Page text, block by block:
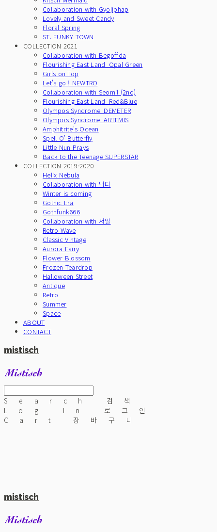
Collaboration with Gyojiphap
Lovely and Sweet Candy
Floral Spring
ST. FUNKY TOWN
COLLECTION 2021
Collaboration with Begoffda
Flourishing East Land_Opal Green
Girls on Top
Let's go ! NEWTRO
Collaboration with Seomil (2nd)
Flourishing East Land_Red&Blue
Olympos Syndrome_DEMETER
Olympos Syndrome_ARTEMIS
Amphitrite's Ocean
Spell O' Butterfly
Little Nun Prays
Back to the Teenage SUPERSTAR
COLLECTION 2019-2020
Helix Nebula
Collaboration with 낙디
Winter is coming
Gothic Era
Gothfunk666
Collaboration with 서밀
Retro Wave
Classic Vintage
Aurora Fairy
Flower Blossom
Frozen Teardrop
Halloween Street
Antique
Retro
Summer
Space
ABOUT
CONTACT
mistisch
Search
검색
Log In
로그인
Cart
장바구니
mistisch